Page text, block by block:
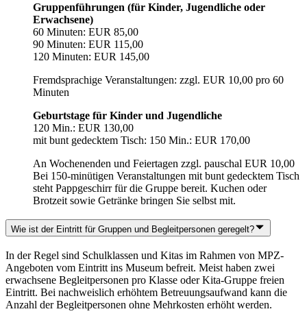
Gruppenführungen (für Kinder, Jugendliche oder
Erwachsene)
60 Minuten: EUR 85,00
90 Minuten: EUR 115,00
120 Minuten: EUR 145,00
Fremdsprachige Veranstaltungen: zzgl. EUR 10,00 pro 60
Minuten
Geburtstage für Kinder und Jugendliche
120 Min.: EUR 130,00
mit bunt gedecktem Tisch: 150 Min.: EUR 170,00
An Wochenenden und Feiertagen zzgl. pauschal EUR 10,00
Bei 150-minütigen Veranstaltungen mit bunt gedecktem Tisch
steht Pappgeschirr für die Gruppe bereit. Kuchen oder
Brotzeit sowie Getränke bringen Sie selbst mit.
Wie ist der Eintritt für Gruppen und Begleitpersonen geregelt?
In der Regel sind Schulklassen und Kitas im Rahmen von MPZ-
Angeboten vom Eintritt ins Museum befreit. Meist haben zwei
erwachsene Begleitpersonen pro Klasse oder Kita-Gruppe freien
Eintritt. Bei nachweislich erhöhtem Betreuungsaufwand kann die
Anzahl der Begleitpersonen ohne Mehrkosten erhöht werden.